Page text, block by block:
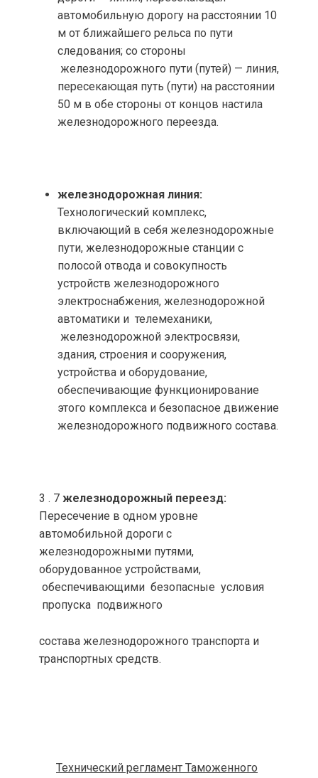
автомобильную дорогу на расстоянии 10
м от ближайшего рельса по пути
следования; со стороны
железнодорожного пути (путей) — линия,
пересекающая путь (пути) на расстоянии
50 м в обе стороны от концов настила
железнодорожного переезда.
железнодорожная линия:
Технологический комплекс,
включающий в себя железнодорожные
пути, железнодорожные станции с
полосой отвода и совокупность
устройств железнодорожного
электроснабжения, железнодорожной
автоматики и телемеханики,
железнодорожной электросвязи,
здания, строения и сооружения,
устройства и оборудование,
обеспечивающие функционирование
этого комплекса и безопасное движение
железнодорожного подвижного состава.
3 . 7 железнодорожный переезд:
Пересечение в одном уровне
автомобильной дороги с
железнодорожными путями,
оборудованное устройствами,
обеспечивающими безопасные условия
пропуска подвижного
состава железнодорожного транспорта и
транспортных средств.
Технический регламент Таможенного